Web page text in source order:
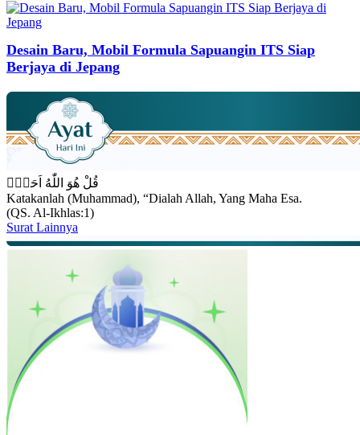
Desain Baru, Mobil Formula Sapuangin ITS Siap
Berjaya di Jepang
قُلْ هُوَ اللّٰهُ اَحَدٌۚ
Katakanlah (Muhammad), “Dialah Allah, Yang Maha Esa.
(QS. Al-Ikhlas:1)
Surat Lainnya